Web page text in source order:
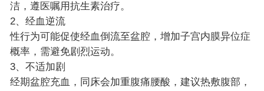
洁，遵医嘱用抗生素治疗。
2、经血逆流
性行为可能促使经血倒流至盆腔，增加子宫内膜异位症
概率，需避免剧烈运动。
3、不适加剧
经期盆腔充血，同床会加重腹痛腰酸，建议热敷腹部，